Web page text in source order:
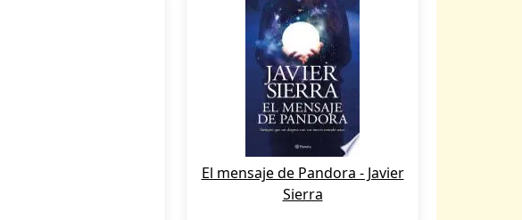
El mensaje de Pandora - Javier
Sierra